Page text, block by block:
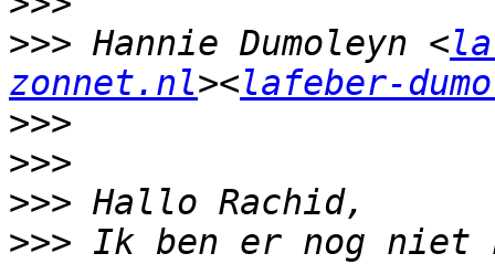
>>> Hannie Dumoleyn <
zonnet.nl><lafeber-
>>>
>>>
>>>
>>> Ik ben er nog niet